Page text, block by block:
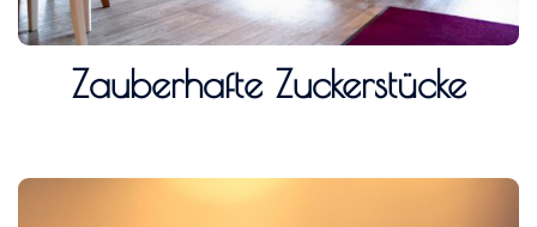
Zauberhafte Zuckerstücke